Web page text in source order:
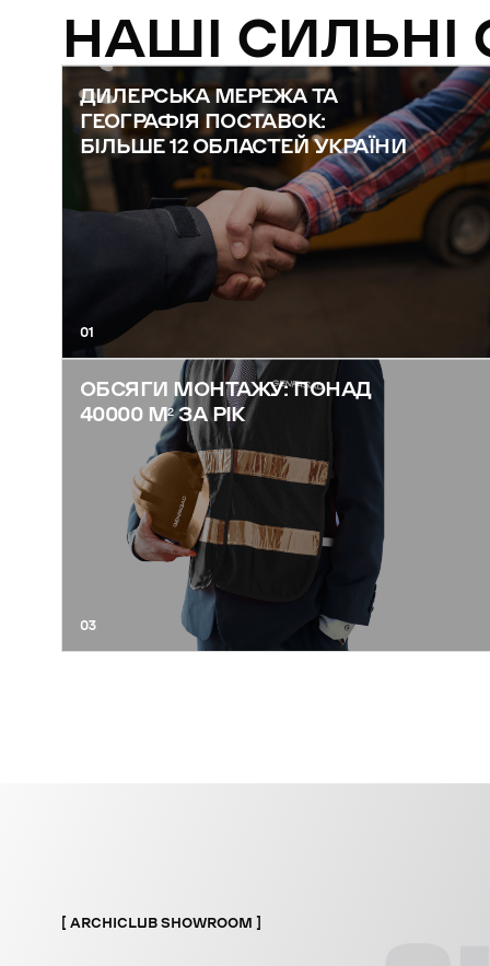
НАШІ СИЛЬНІ
ДИЛЕРСЬКА МЕРЕЖА ТА
ГЕОГРАФІЯ ПОСТАВОК:
БІЛЬШЕ 12 ОБЛАСТЕЙ УКРАЇНИ
01
ОБСЯГИ МОНТАЖУ: ПОНАД
40000 М² ЗА РІК
03
ARCHICLUB SHOWROOM